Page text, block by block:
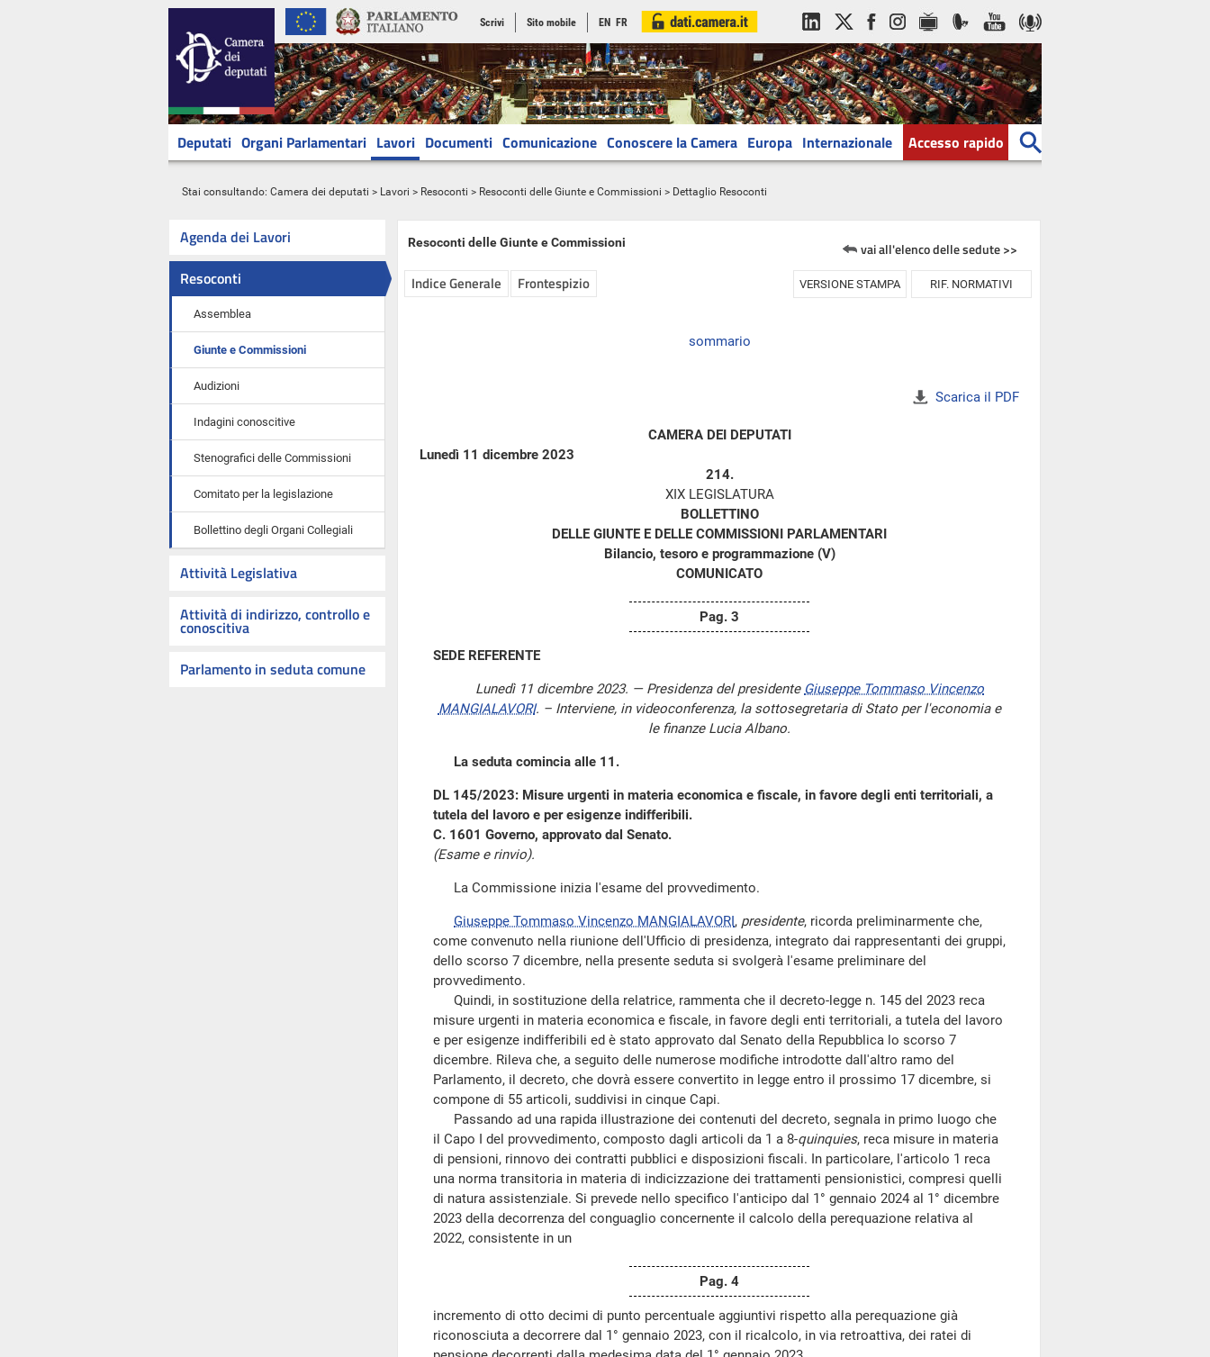
Scrivi Sito mobile EN FR
Deputati Organi Parlamentari Lavori Documenti Comunicazione Conoscere la Camera Europa Internazionale Accesso rapido
Stai consultando: Camera dei deputati > Lavori > Resoconti > Resoconti delle Giunte e Commissioni > Dettaglio Resoconti
Agenda dei Lavori
Resoconti
Assemblea
Giunte e Commissioni
Audizioni
Indagini conoscitive
Stenografici delle Commissioni
Comitato per la legislazione
Bollettino degli Organi Collegiali
Attività Legislativa
Attività di indirizzo, controllo e
conoscitiva
Parlamento in seduta comune
Resoconti delle Giunte e Commissioni vai all'elenco delle sedute >>
Indice Generale Frontespizio VERSIONE STAMPA RIF. NORMATIVI
sommario
Scarica il PDF
CAMERA DEI DEPUTATI
Lunedì 11 dicembre 2023
214.
XIX LEGISLATURA
BOLLETTINO
DELLE GIUNTE E DELLE COMMISSIONI PARLAMENTARI
Bilancio, tesoro e programmazione (V)
COMUNICATO
Pag. 3
SEDE REFERENTE
Lunedì 11 dicembre 2023. — Presidenza del presidente Giuseppe Tommaso Vincenzo
MANGIALAVORI. – Interviene, in videoconferenza, la sottosegretaria di Stato per l'economia e
le finanze Lucia Albano.
La seduta comincia alle 11.
DL 145/2023: Misure urgenti in materia economica e fiscale, in favore degli enti territoriali, a
tutela del lavoro e per esigenze indifferibili.
C. 1601 Governo, approvato dal Senato.
(Esame e rinvio).
La Commissione inizia l'esame del provvedimento.
Giuseppe Tommaso Vincenzo MANGIALAVORI, presidente, ricorda preliminarmente che,
come convenuto nella riunione dell'Ufficio di presidenza, integrato dai rappresentanti dei gruppi,
dello scorso 7 dicembre, nella presente seduta si svolgerà l'esame preliminare del
provvedimento.
Quindi, in sostituzione della relatrice, rammenta che il decreto-legge n. 145 del 2023 reca
misure urgenti in materia economica e fiscale, in favore degli enti territoriali, a tutela del lavoro
e per esigenze indifferibili ed è stato approvato dal Senato della Repubblica lo scorso 7
dicembre. Rileva che, a seguito delle numerose modifiche introdotte dall'altro ramo del
Parlamento, il decreto, che dovrà essere convertito in legge entro il prossimo 17 dicembre, si
compone di 55 articoli, suddivisi in cinque Capi.
Passando ad una rapida illustrazione dei contenuti del decreto, segnala in primo luogo che
il Capo I del provvedimento, composto dagli articoli da 1 a 8-quinquies, reca misure in materia
di pensioni, rinnovo dei contratti pubblici e disposizioni fiscali. In particolare, l'articolo 1 reca
una norma transitoria in materia di indicizzazione dei trattamenti pensionistici, compresi quelli
di natura assistenziale. Si prevede nello specifico l'anticipo dal 1° gennaio 2024 al 1° dicembre
2023 della decorrenza del conguaglio concernente il calcolo della perequazione relativa al
2022, consistente in un
Pag. 4
incremento di otto decimi di punto percentuale aggiuntivi rispetto alla perequazione già
riconosciuta a decorrere dal 1° gennaio 2023, con il ricalcolo, in via retroattiva, dei ratei di